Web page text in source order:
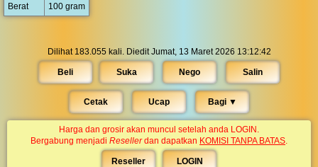
Berat
100 gram
Dilihat 183.055 kali. Diedit Jumat, 13 Maret 2026 13:12:42
Beli Suka Nego Salin
Cetak Ucap Bagi ▼︎
Harga dan grosir akan muncul setelah anda LOGIN.
Bergabung menjadi Resellerdan dapatkan KOMISI TANPA BATAS.
Reseller LOGIN